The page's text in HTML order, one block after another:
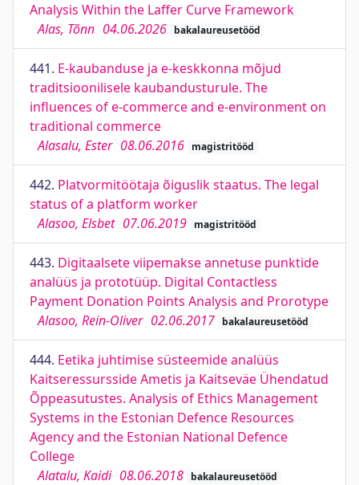
Analysis Within the Laffer Curve Framework
Alas, Tõnn 04.06.2026 bakalaureusetööd
441. E-kaubanduse ja e-keskkonna mõjud
traditsioonilisele kaubandusturule. The
influences of e-commerce and e-environment on
traditional commerce
Alasalu, Ester 08.06.2016 magistritööd
442. Platvormitöötaja õiguslik staatus. The legal
status of a platform worker
Alasoo, Elsbet 07.06.2019 magistritööd
443. Digitaalsete viipemakse annetuse punktide
analüüs ja prototüüp. Digital Contactless
Payment Donation Points Analysis and Prorotype
Alasoo, Rein-Oliver 02.06.2017 bakalaureusetööd
444. Eetika juhtimise süsteemide analüüs
Kaitseressursside Ametis ja Kaitseväe Ühendatud
Õppeasutustes. Analysis of Ethics Management
Systems in the Estonian Defence Resources
Agency and the Estonian National Defence
College
Alatalu, Kaidi 08.06.2018 bakalaureusetööd